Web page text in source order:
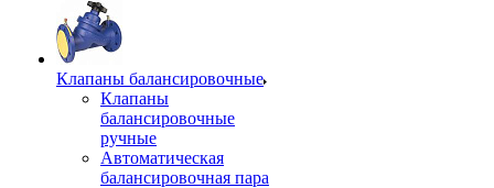
Клапаны балансировочные
Клапаны
балансировочные
ручные
Автоматическая
балансировочная пара